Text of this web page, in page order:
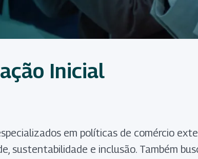
Inicial
em políticas de comércio
sustentabilidade e inclusão. Também